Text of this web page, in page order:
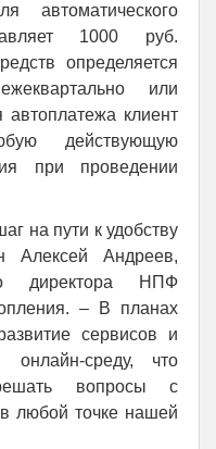
автоматического
1000 руб.
определяется
или
клиент
действующую
при проведении
на пути к удобству
Алексей Андреев,
директора НПФ
– В планах
сервисов и
среду, что
вопросы с
любой точке нашей